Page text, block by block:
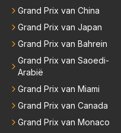
Grand Prix van China
Grand Prix van Japan
Grand Prix van Bahrein
Grand Prix van Saoedi-
Arabië
Grand Prix van Miami
Grand Prix van Canada
Grand Prix van Monaco